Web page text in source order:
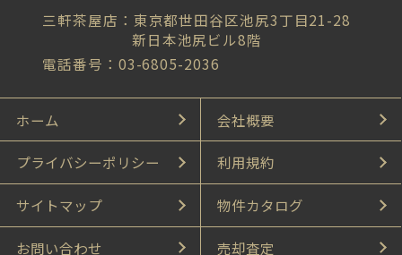
三軒茶屋店：東京都世田谷区池尻3丁目21-28
新日本池尻ビル8階
電話番号：03-6805-2036
ホーム 会社概要
プライバシーポリシー 利用規約
サイトマップ 物件カタログ
お問い合わせ 売却査定